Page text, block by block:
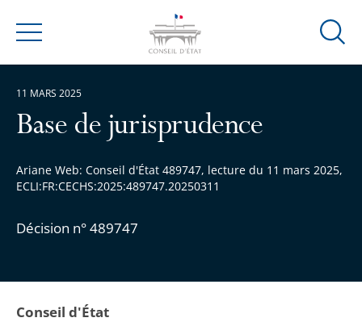
Menu
Ouvrir
Base de jurisprudence
Ariane Web: Conseil d'État 489747, lecture du 11 mars 2025,
ECLI:FR:CECHS:2025:489747.20250311
Décision n° 489747
11 MARS 2025
Conseil d'État